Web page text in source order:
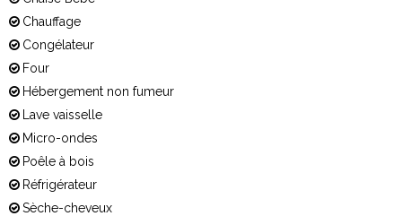
Chauffage
Congélateur
Four
Hébergement non fumeur
Lave vaisselle
Micro-ondes
Poêle à bois
Réfrigérateur
Sèche-cheveux